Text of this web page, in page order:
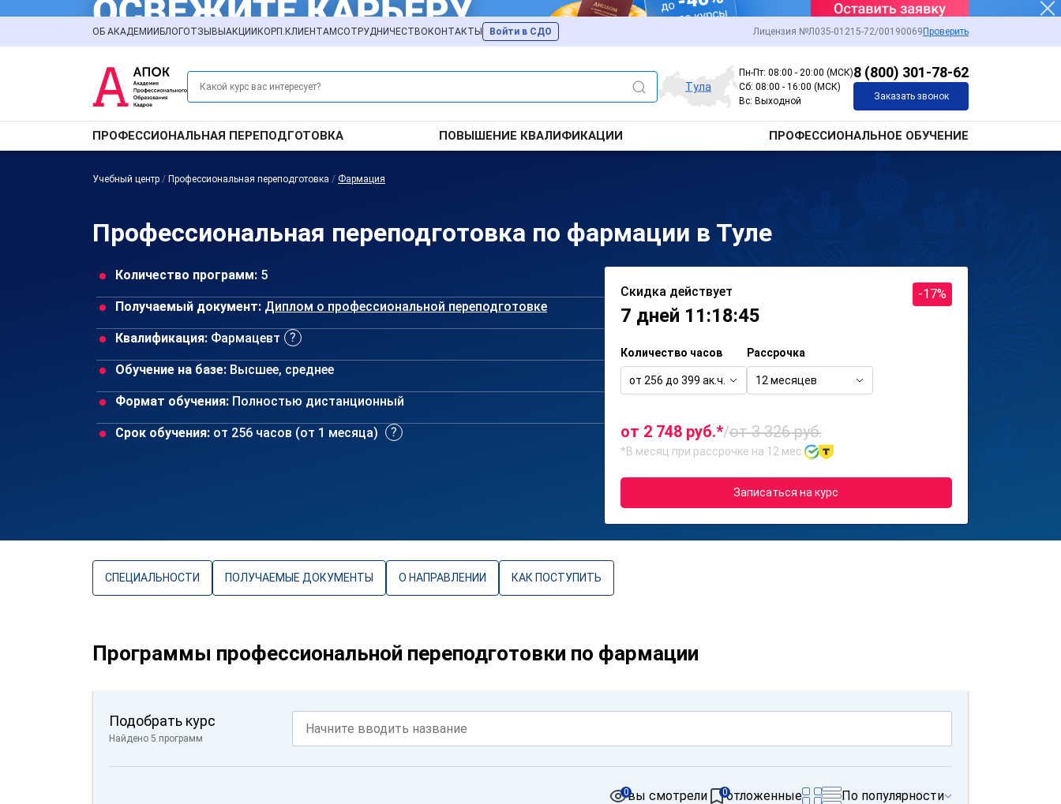
ОБ АКАДЕМИИ БЛОГОТЗЫВЫ АКЦИИ КОРП.КЛИЕНТАМСОТРУДНИЧЕСТВО КОНТАКТЫ Войти в СДО Лицензия №Л035-01215-72/00190069 Проверить
Тула
Пн-Пт: 08:00 - 20:00 (МСК)
Сб: 08:00 - 16:00 (МСК)
Вс: Выходной
8 (800) 301-78-62
Заказать звонок
ПРОФЕССИОНАЛЬНАЯ ПЕРЕПОДГОТОВКА ПОВЫШЕНИЕ КВАЛИФИКАЦИИ ПРОФЕССИОНАЛЬНОЕ ОБУЧЕНИЕ
Учебный центр / Профессиональная переподготовка / Фармация
Профессиональная переподготовка по фармации в Туле
Количество программ: 5
Получаемый документ: Диплом о профессиональной переподготовке
Квалификация: Фармацевт
Обучение на базе: Высшее, среднее
Формат обучения: Полностью дистанционный
Срок обучения: от 256 часов (от 1 месяца)
Скидка действует
7 дней 11:18:45
-17%
Количество часов
от 256 до 399 ак.ч.
Рассрочка
12 месяцев
от 2 748 руб.*/от 3 326 руб.
*В месяц при рассрочке на 12 мес.
Записаться на курс
СПЕЦИАЛЬНОСТИ ПОЛУЧАЕМЫЕ ДОКУМЕНТЫ О НАПРАВЛЕНИИ КАК ПОСТУПИТЬ
Программы профессиональной переподготовки по фармации
Подобрать курс
Найдено 5 программ
вы смотрели
0 отложенные
0 По популярности